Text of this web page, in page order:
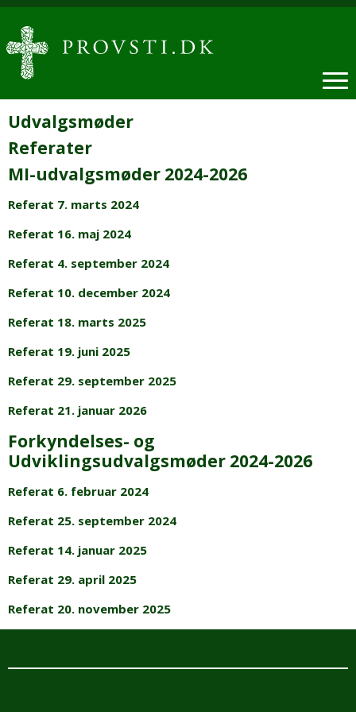
Udvalgsmøder
Referater
MI-udvalgsmøder 2024-2026
Referat 7. marts 2024
Referat 16. maj 2024
Referat 4. september 2024
Referat 10. december 2024
Referat 18. marts 2025
Referat 19. juni 2025
Referat 29. september 2025
Referat 21. januar 2026
Forkyndelses- og
Udviklingsudvalgsmøder 2024-2026
Referat 6. februar 2024
Referat 25. september 2024
Referat 14. januar 2025
Referat 29. april 2025
Referat 20. november 2025